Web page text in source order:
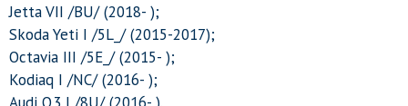
Jetta VII /BU/ (2018- );
Skoda Yeti I /5L_/ (2015-2017);
Octavia III /5E_/ (2015- );
Kodiaq I /NC/ (2016- );